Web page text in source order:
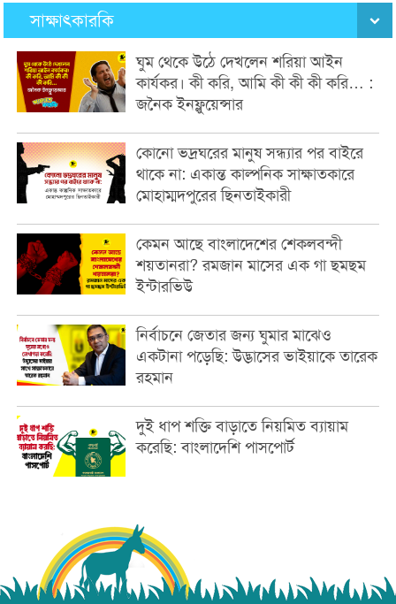
সাক্ষাৎকারকি
ঘুম থেকে উঠে দেখলেন শরিয়া আইন
কার্যকর। কী করি, আমি কী কী কী করি… :
জনৈক ইনফ্লুয়েন্সার
কোনো ভদ্রঘরের মানুষ সন্ধ্যার পর বাইরে
থাকে না: একান্ত কাল্পনিক সাক্ষাতকারে
মোহাম্মদপুরের ছিনতাইকারী
কেমন আছে বাংলাদেশের শেকলবন্দী
শয়তানরা? রমজান মাসের এক গা ছমছম
ইন্টারভিউ
নির্বাচনে জেতার জন্য ঘুমার মাঝেও
একটানা পড়েছি: উদ্ভাসের ভাইয়াকে তারেক
রহমান
দুই ধাপ শক্তি বাড়াতে নিয়মিত ব্যায়াম
করেছি: বাংলাদেশি পাসপোর্ট